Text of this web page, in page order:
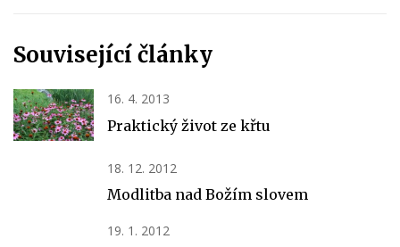
Související články
16. 4. 2013
Praktický život ze křtu
18. 12. 2012
Modlitba nad Božím slovem
19. 1. 2012